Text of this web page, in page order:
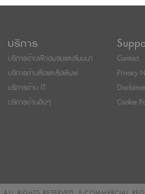
บริการ
บริการด้านฝึกอบรมและสัมมนา
บริการด้านสื่อและสิ่งพิมพ์
บริการด้าน IT
บริการด้านอื่นๆ
Contact
Privacy
Cookie